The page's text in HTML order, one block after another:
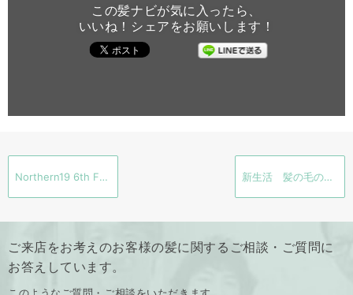
この髪ナビが気に入ったら、
いいね！シェアをお願いします！
Northern19 6th Full album LIFE 新生活 髪の毛の黒染め 黒戻し 社会人 学生
ご来店をお考えのお客様の髪に関するご相談・ご質問に
お答えしています。